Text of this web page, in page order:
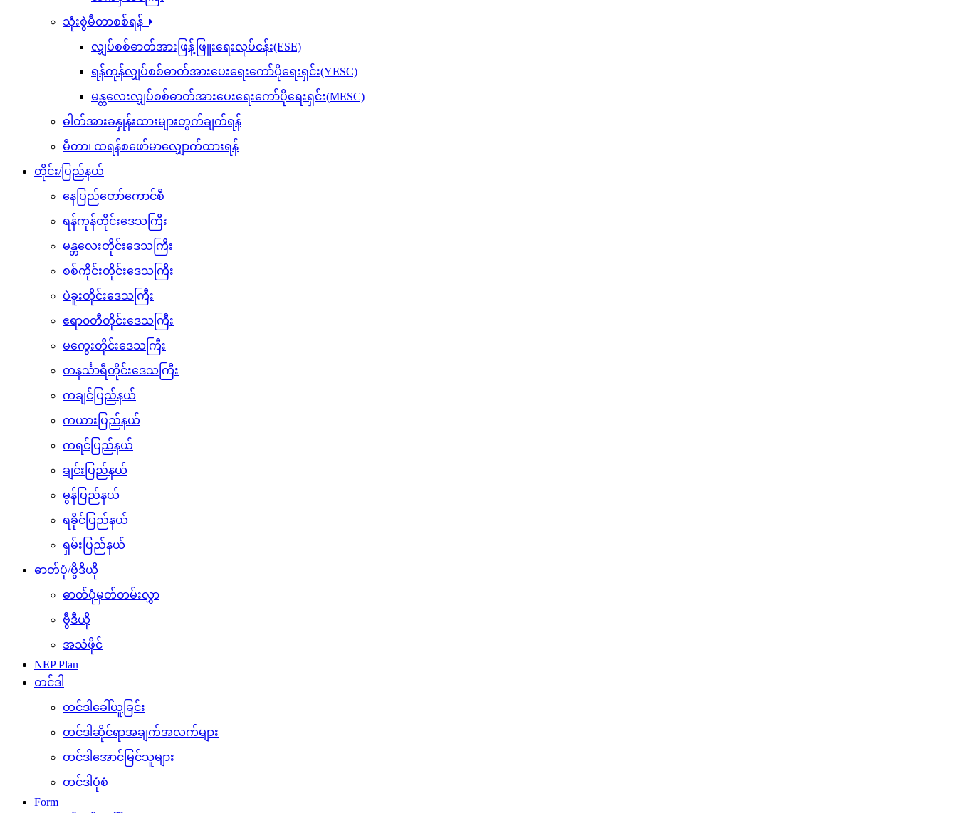
သုံးစွဲမီတာစစ်ရန်
လျှပ်စစ်ဓာတ်အားဖြန့်ဖြူးရေးလုပ်ငန်း(ESE)
ရန်ကုန်လျှပ်စစ်ဓာတ်အားပေးရေးကော်ပိုရေးရှင်း(YESC)
မန္တလေးလျှပ်စစ်ဓာတ်အားပေးရေးကော်ပိုရေးရှင်း(MESC)
ဓါတ်အားခနှုန်းထားများတွက်ချက်ရန်
မီတာ၊ ထရန်စဖော်မာလျှောက်ထားရန်
တိုင်း/ပြည်နယ်
နေပြည်တော်ကောင်စီ
ရန်ကုန်တိုင်းဒေသကြီး
မန္တလေးတိုင်းဒေသကြီး
စစ်ကိုင်းတိုင်းဒေသကြီး
ပဲခူးတိုင်းဒေသကြီး
ဧရာ၀တီတိုင်းဒေသကြီး
မကွေးတိုင်းဒေသကြီး
တနင်္သာရီတိုင်းဒေသကြီး
ကချင်ပြည်နယ်
ကယားပြည်နယ်
ကရင်ပြည်နယ်
ချင်းပြည်နယ်
မွန်ပြည်နယ်
ရခိုင်ပြည်နယ်
ရှမ်းပြည်နယ်
ဓာတ်ပုံ/ဗွီဒီယို
ဓာတ်ပုံမှတ်တမ်းလွှာ
ဗွီဒီယို
အသံဖိုင်
NEP Plan
တင်ဒါ
တင်ဒါခေါ်ယူခြင်း
တင်ဒါဆိုင်ရာအချက်အလက်များ
တင်ဒါအောင်မြင်သူများ
တင်ဒါပုံစံ
Form